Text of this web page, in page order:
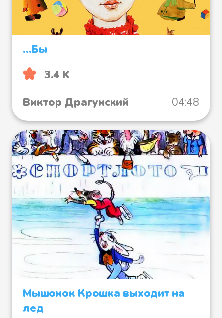
...Бы
3.4 K
Виктор Драгунский
04:48
Мышонок Крошка выходит на
лед